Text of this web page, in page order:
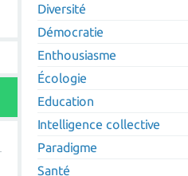
Diversité
Démocratie
Enthousiasme
Écologie
Education
Intelligence collective
Paradigme
Santé